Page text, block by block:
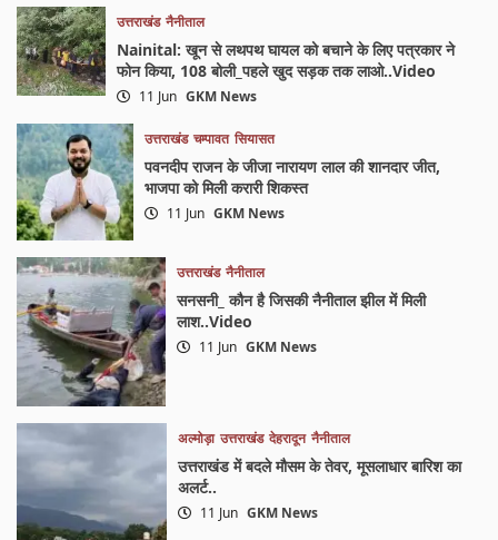
उत्तराखंड नैनीताल
Nainital: खून से लथपथ घायल को बचाने के लिए पत्रकार ने
फोन किया, 108 बोली_पहले खुद सड़क तक लाओ..Video
11 Jun GKM News
उत्तराखंड चम्पावत सियासत
पवनदीप राजन के जीजा नारायण लाल की शानदार जीत,
भाजपा को मिली करारी शिकस्त
11 Jun GKM News
उत्तराखंड नैनीताल
सनसनी_ कौन है जिसकी नैनीताल झील में मिली
लाश..Video
11 Jun GKM News
अल्मोड़ा उत्तराखंड देहरादून नैनीताल
उत्तराखंड में बदले मौसम के तेवर, मूसलाधार बारिश का
अलर्ट..
11 Jun GKM News